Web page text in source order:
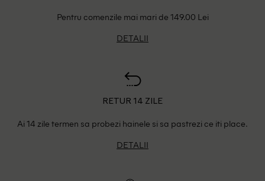
Pentru comenzile mai mari de 149.00 Lei
DETALII
RETUR 14 ZILE
Ai 14 zile termen sa probezi hainele si sa pastrezi ce iti place.
DETALII